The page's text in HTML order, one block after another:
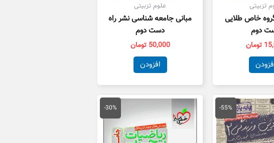
تزبیتی
خاص طلایی
دوم
تومان
علوم تزبیتی
مبانی جامعه شناسی نشر راه
دست دوم
50,000 تومان
افزودن
-55%
قیمت
اصلی
55,000 تومان
بود.
قیمت
فعلی
25,000 تومان
است.
-30%
قیمت
100,000 تومان
بود.
قیمت
فعلی